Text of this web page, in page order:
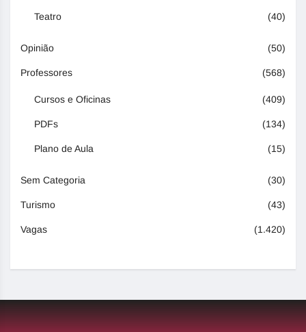
Teatro (40)
Opinião (50)
Professores (568)
Cursos e Oficinas (409)
PDFs (134)
Plano de Aula (15)
Sem Categoria (30)
Turismo (43)
Vagas (1.420)